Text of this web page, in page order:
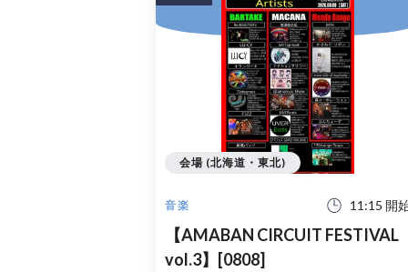
音楽 11:15 開
【AMABAN CIRCUIT FESTIVAL
vol.3】[0808]
会場 (北海道・東北)